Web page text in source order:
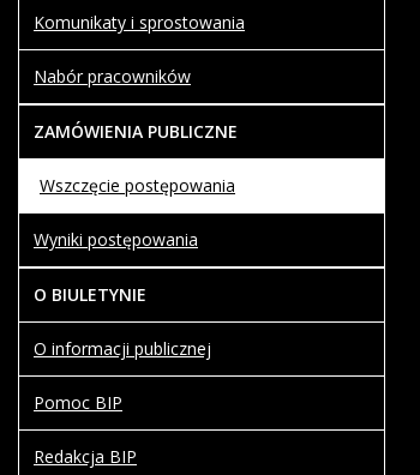
Komunikaty i sprostowania
Nabór pracowników
ZAMÓWIENIA PUBLICZNE
Wszczęcie postępowania
Wyniki postępowania
O BIULETYNIE
O informacji publicznej
Pomoc BIP
Redakcja BIP